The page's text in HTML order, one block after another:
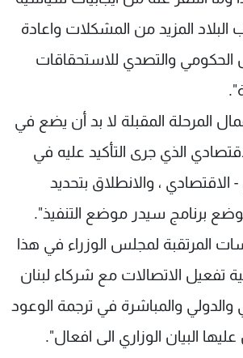
المزيد من المشكلات واعادة
الحكومي والتصدي للاستحقاقات
المرحلة المقبلة لا بد أن يضع في
الذي جرى التأكيد عليه في
- الاقتصادي ، والانطلاق بتحديد
برنامج سيدر موضع التنفيذ".
المرتقبة لمجلس الوزراء في هذا
تفعيل الاتصالات مع شركاء لبنان
والدولي والمباشرة في ترجمة الوعود
البيان الوزاري الى افعال".